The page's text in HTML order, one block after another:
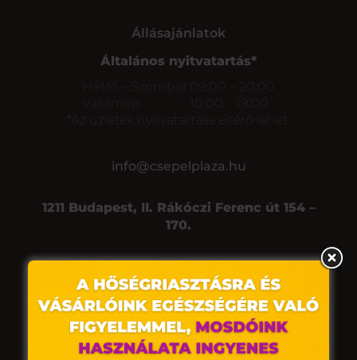
Állásajánlatok
Általános nyitvatartás*
*Az üzletek nyitvatartása eltérő lehet.
info@csepelplaza.hu
1211 Budapest, II. Rákóczi Ferenc út 154 –
170.
© Csepel Plaza
Adatkezelési tájékoztató